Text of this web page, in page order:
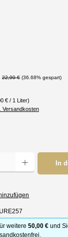
Regulärer Preis:
22,90 € (36.68% gespart)
€ / 1 Liter)
Versandkosten
von 5 von 5
gewünschten Wert ein
In
weitere50,00 € und